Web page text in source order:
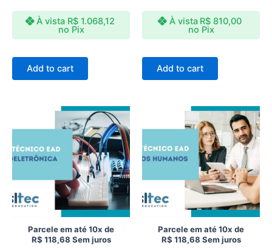
À vista R$1.068,12
no Pix
Add to cart
À vista R$ 810,00
no Pix
Add to cart
Parcele em até 10x de
R$ 118,68 Sem juros
Parcele em até 10x de
R$ 118,68 Sem juros